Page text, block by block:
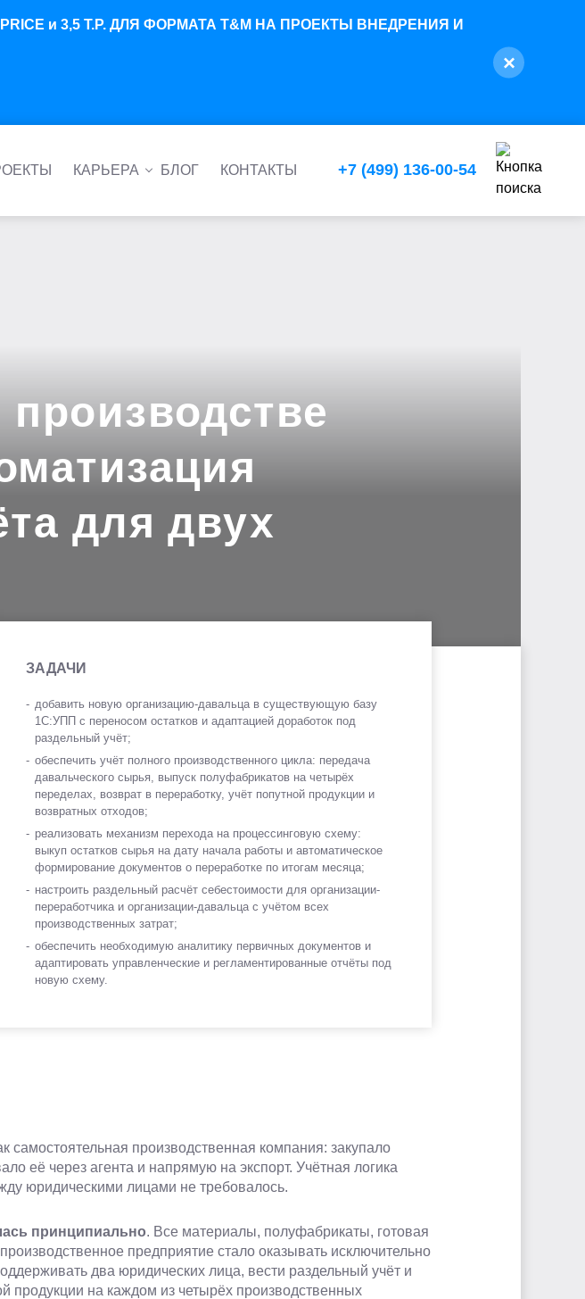
и 3,5 Т.Р. ДЛЯ ФОРМАТА T&M НА ПРОЕКТЫ ВНЕДРЕНИЯ И
×
КАРЬЕРА БЛОГ КОНТАКТЫ +7 (499) 136-00-54
для двух
ЗАДАЧИ
добавить новую организацию-давальца в существующую базу
1С:УПП с переносом остатков и адаптацией доработок под
раздельный учёт;
обеспечить учёт полного производственного цикла: передача
давальческого сырья, выпуск полуфабрикатов на четырёх
переделах, возврат в переработку, учёт попутной продукции и
возвратных отходов;
реализовать механизм перехода на процессинговую схему:
выкуп остатков сырья на дату начала работы и автоматическое
формирование документов о переработке по итогам месяца;
настроить раздельный расчёт себестоимости для организации-
переработчика и организации-давальца с учётом всех
производственных затрат;
обеспечить необходимую аналитику первичных документов и
адаптировать управленческие и регламентированные отчёты под
новую схему.
производственная компания: закупало
её через агента и напрямую на экспорт. Учётная логика
юридическими лицами не требовалось.
принципиально. Все материалы, полуфабрикаты, готовая
предприятие стало оказывать исключительно
два юридических лица, вести раздельный учёт и
продукции на каждом из четырёх производственных